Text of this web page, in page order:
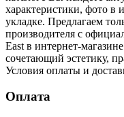
характеристики, фото в
укладке. Предлагаем
производителя с
East в интернет-
сочетающий эстетику,
Условия оплаты и
Оплата